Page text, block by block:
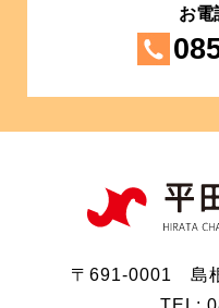
お電
〒691-0001 島